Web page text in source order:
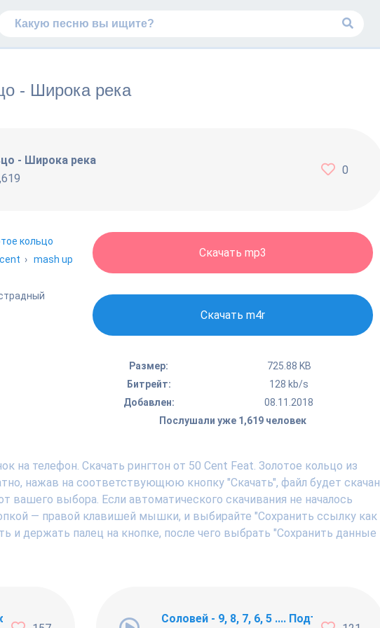
- Широка река
- Широка река
0
кольцо
› mash up
Скачать mp3
Скачать m4r
Размер:
725.88 KB
Битрейт:
128 kb/s
Добавлен:
08.11.2018
Послушали уже 1,619 человек
на телефон. Скачать рингтон от 50 Cent Feat. Золотое кольцо из
нажав на соответствующюю кнопку "Скачать", файл будет скачан
вашего выбора. Если автоматического скачивания не началось
— правой клавишей мышки, и выбирайте "Сохранить ссылку как
и держать палец на кнопке, после чего выбрать "Сохранить данные
Newbie Соловей - 9, 8, 7, 6, 5 .... Подъём !!!